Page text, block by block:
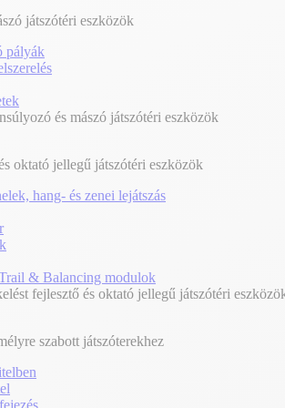
játszótéri eszközök
pályák
és mászó játszótéri eszközök
oktató jellegű játszótéri eszközök
hang- és zenei lejátszás
& Balancing modulok
fejlesztő és oktató jellegű játszótéri
szabott játszóterekhez